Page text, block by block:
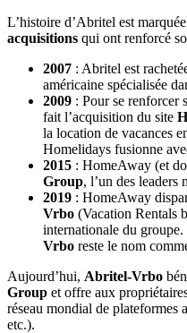
L’histoire d’Abritel est
acquisitions qui ont renforcé
2007 : Abritel est
américaine spécialisée
2009 : Pour se renforcer
fait l’acquisition du site
la location de vacances
Homelidays fusionne
2015 : HomeAway (et
Group, l’un des
2019 : HomeAway
Vrbo (Vacation Rentals
internationale du groupe.
Vrbo reste le nom
Aujourd’hui, Abritel-Vrbo
Group et offre aux
réseau mondial de
etc.).